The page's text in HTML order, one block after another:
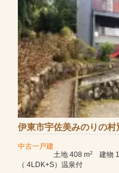
伊東市宇佐美みのりの
中古一戸建
土地 408 m2 建物
（ 4LDK+S）温泉付